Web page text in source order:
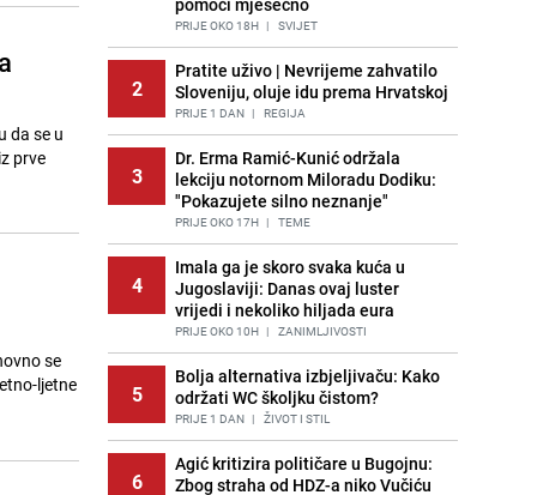
da se u
prve
se
ljetne
PRIJE OKO 18H | SVIJET
2
Pratite uživo | Nevrijeme zahvatilo
Sloveniju, oluje idu prema Hrvatskoj
PRIJE 1 DAN | REGIJA
3
Dr. Erma Ramić-Kunić održala
lekciju notornom Miloradu Dodiku:
"Pokazujete silno neznanje"
PRIJE OKO 17H | TEME
4
Imala ga je skoro svaka kuća u
Jugoslaviji: Danas ovaj luster
vrijedi i nekoliko hiljada eura
PRIJE OKO 10H | ZANIMLJIVOSTI
5
Bolja alternativa izbjeljivaču: Kako
održati WC školjku čistom?
PRIJE 1 DAN | ŽIVOT I STIL
6
Agić kritizira političare u Bugojnu:
Zbog straha od HDZ-a niko Vučiću